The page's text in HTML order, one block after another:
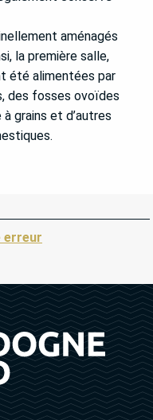
aménagés
la première salle,
été alimentées par
des fosses ovoïdes
grains et d’autres
erreur